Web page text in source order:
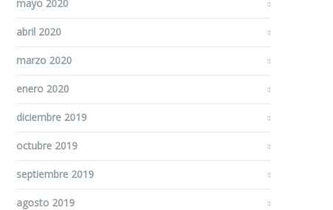
mayo 2020
abril 2020
marzo 2020
enero 2020
diciembre 2019
octubre 2019
septiembre 2019
agosto 2019